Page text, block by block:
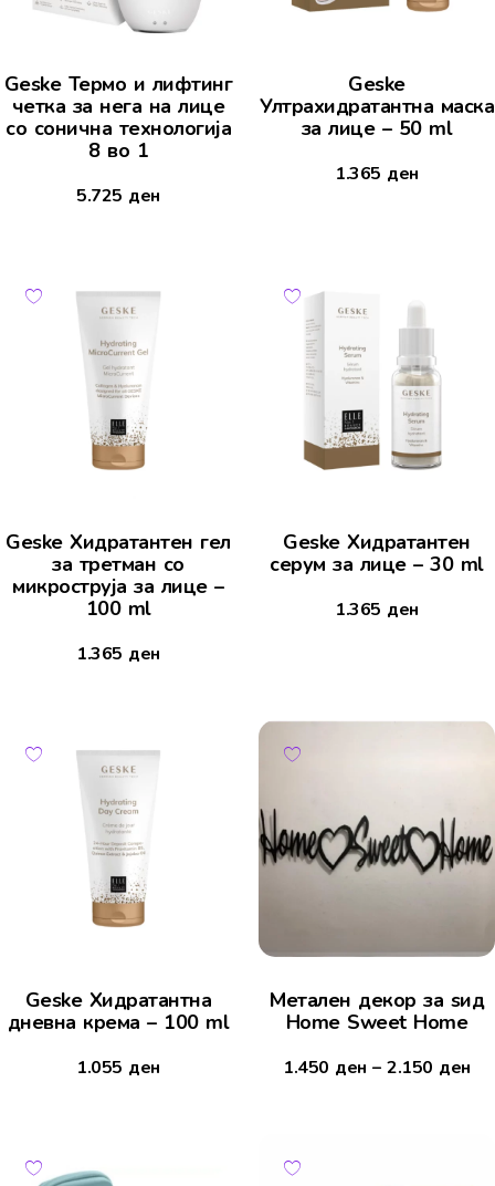
Geske Термо и лифтинг
четка за нега на лице
со сонична технологија
8 во 1
5.725 ден
Geske
Ултрахидратантна маска
за лице – 50 ml
1.365 ден
Geske Хидратантен гел
за третман со
микроструја за лице –
100 ml
1.365 ден
Geske Хидратантен
серум за лице – 30 ml
1.365 ден
Geske Хидратантна
дневна крема – 100 ml
1.055 ден
Mетален декор за ѕид
Home Sweet Home
1.450 ден –2.150 ден